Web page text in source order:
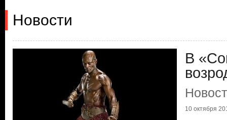
Новости
В
10 октября